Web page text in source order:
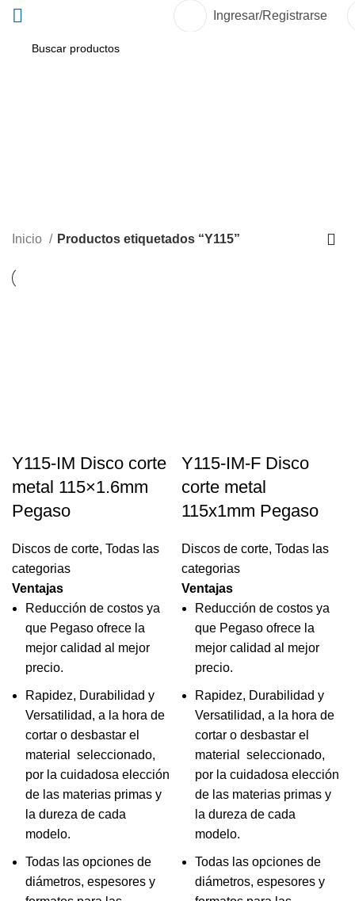
Ingresar/Registrarse
Inicio Productos etiquetados “Y115”
Y115-IM Disco corte
metal 115×1.6mm
Pegaso
Discos de corte, Todas las
categorias
Ventajas
Reducción de costos ya
que Pegaso ofrece la
mejor calidad al mejor
precio.
Rapidez, Durabilidad y
Versatilidad, a la hora de
cortar o desbastar el
material seleccionado,
por la cuidadosa elección
de las materias primas y
la dureza de cada
modelo.
Todas las opciones de
diámetros, espesores y
Y115-IM-F Disco
corte metal
115x1mm Pegaso
Discos de corte, Todas las
categorias
Ventajas
Reducción de costos ya
que Pegaso ofrece la
mejor calidad al mejor
precio.
Rapidez, Durabilidad y
Versatilidad, a la hora de
cortar o desbastar el
material seleccionado,
por la cuidadosa elección
de las materias primas y
la dureza de cada
modelo.
Todas las opciones de
diámetros, espesores y